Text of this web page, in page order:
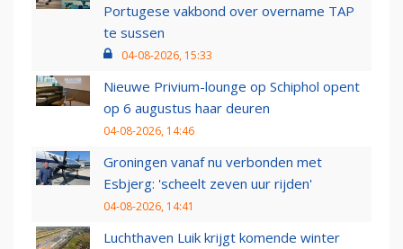
Portugese vakbond over overname TAP
te sussen
04-08-2026, 15:33
Nieuwe Privium-lounge op Schiphol opent
op 6 augustus haar deuren
04-08-2026, 14:46
Groningen vanaf nu verbonden met
Esbjerg: 'scheelt zeven uur rijden'
04-08-2026, 14:41
Luchthaven Luik krijgt komende winter